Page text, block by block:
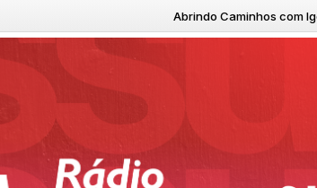
Abrindo Caminhos com Igor Sant'Anna das 13:00 às 16:00